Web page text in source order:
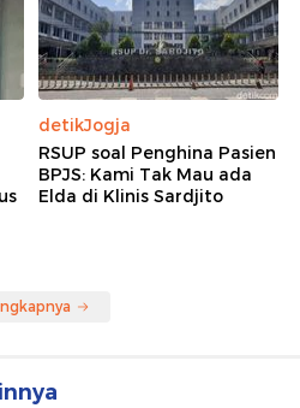
detikJogja
RSUP soal Penghina Pasien
BPJS: Kami Tak Mau ada
Elda di Klinis Sardjito